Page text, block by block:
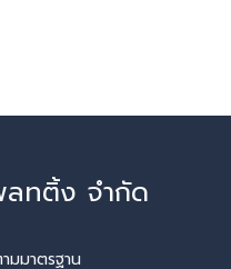
ทติ้ง จำกัด
มมาตรฐาน